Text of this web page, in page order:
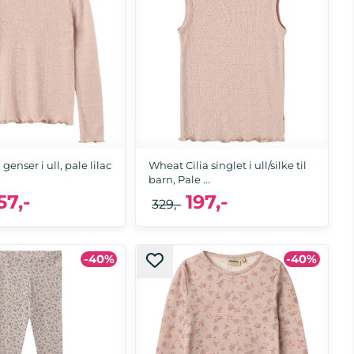
genser i ull, pale lilac
Wheat Cilia singlet i ull/silke til
barn, Pale ...
197,-
329,-
-40% -40%